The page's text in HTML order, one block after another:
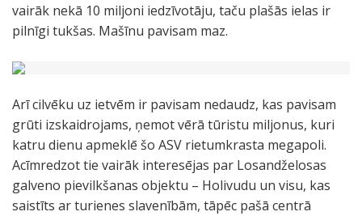
vairāk nekā 10 miljoni iedzīvotāju, taču plašās ielas ir
pilnīgi tukšas. Mašīnu pavisam maz.
Arī cilvēku uz ietvēm ir pavisam nedaudz, kas pavisam
grūti izskaidrojams, ņemot vērā tūristu miljonus, kuri
katru dienu apmeklē šo ASV rietumkrasta megapoli.
Acīmredzot tie vairāk interesējas par Losandželosas
galveno pievilkšanas objektu – Holivudu un visu, kas
saistīts ar turienes slavenībām, tāpēc pašā centrā